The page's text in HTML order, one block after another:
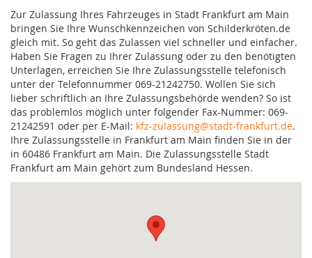
Zur Zulassung Ihres Fahrzeuges in Stadt Frankfurt am Main
bringen Sie Ihre Wunschkennzeichen von Schilderkröten.de
gleich mit. So geht das Zulassen viel schneller und einfacher.
Haben Sie Fragen zu Ihrer Zulassung oder zu den benötigten
Unterlagen, erreichen Sie Ihre Zulassungsstelle telefonisch
unter der Telefonnummer 069-21242750. Wollen Sie sich
lieber schriftlich an Ihre Zulassungsbehörde wenden? So ist
das problemlos möglich unter folgender Fax-Nummer: 069-
21242591 oder per E-Mail: kfz-zulassung@stadt-frankfurt.de.
Ihre Zulassungsstelle in Frankfurt am Main finden Sie in der
in 60486 Frankfurt am Main. Die Zulassungsstelle Stadt
Frankfurt am Main gehört zum Bundesland Hessen.